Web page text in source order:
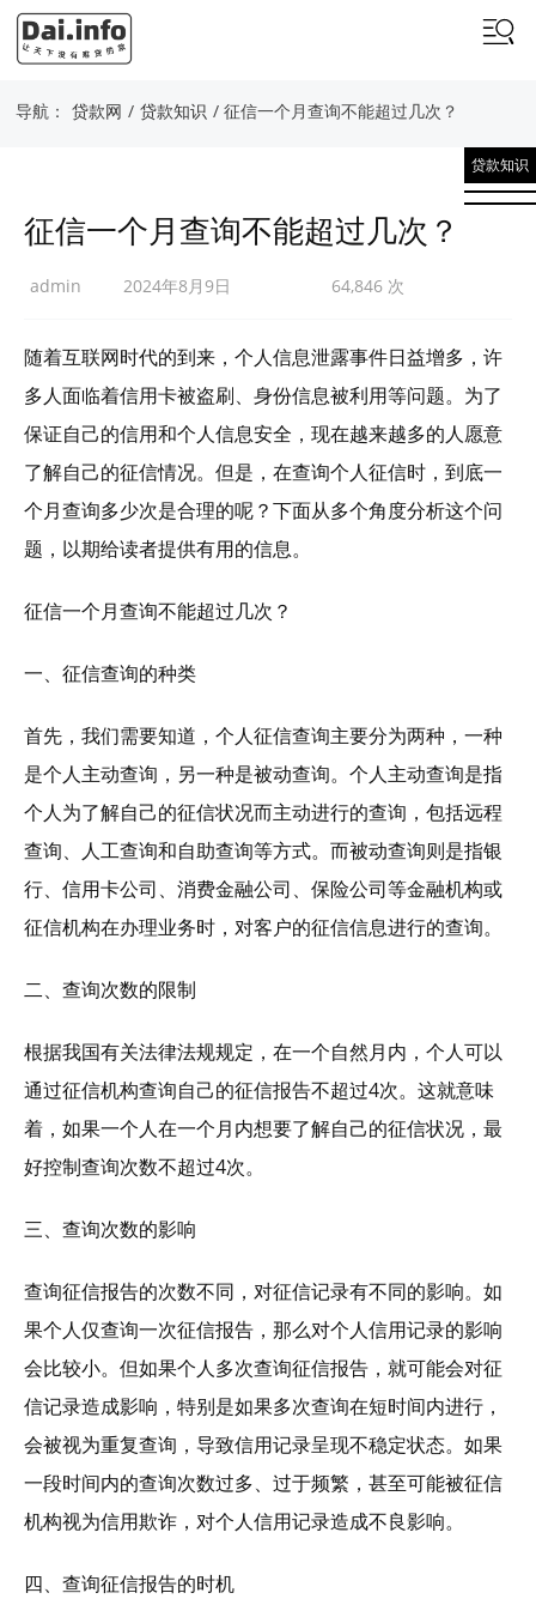
导航： 贷款网 / 贷款知识 / 征信一个月查询不能超过几次？
贷款知识
征信一个月查询不能超过几次？
admin 2024年8月9日 64,846 次
随着互联网时代的到来，个人信息泄露事件日益增多，许
多人面临着信用卡被盗刷、身份信息被利用等问题。为了
保证自己的信用和个人信息安全，现在越来越多的人愿意
了解自己的征信情况。但是，在查询个人征信时，到底一
个月查询多少次是合理的呢？下面从多个角度分析这个问
题，以期给读者提供有用的信息。
征信一个月查询不能超过几次？
一、征信查询的种类
首先，我们需要知道，个人征信查询主要分为两种，一种
是个人主动查询，另一种是被动查询。个人主动查询是指
个人为了解自己的征信状况而主动进行的查询，包括远程
查询、人工查询和自助查询等方式。而被动查询则是指银
行、信用卡公司、消费金融公司、保险公司等金融机构或
征信机构在办理业务时，对客户的征信信息进行的查询。
二、查询次数的限制
根据我国有关法律法规规定，在一个自然月内，个人可以
通过征信机构查询自己的征信报告不超过4次。这就意味
着，如果一个人在一个月内想要了解自己的征信状况，最
好控制查询次数不超过4次。
三、查询次数的影响
查询征信报告的次数不同，对征信记录有不同的影响。如
果个人仅查询一次征信报告，那么对个人信用记录的影响
会比较小。但如果个人多次查询征信报告，就可能会对征
信记录造成影响，特别是如果多次查询在短时间内进行，
会被视为重复查询，导致信用记录呈现不稳定状态。如果
一段时间内的查询次数过多、过于频繁，甚至可能被征信
机构视为信用欺诈，对个人信用记录造成不良影响。
四、查询征信报告的时机